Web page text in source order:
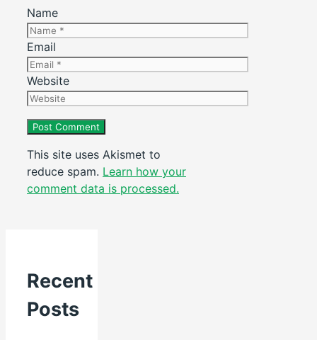
Name
Email
Website
This site uses Akismet to
reduce spam. Learn how your
comment data is processed.
Recent
Posts